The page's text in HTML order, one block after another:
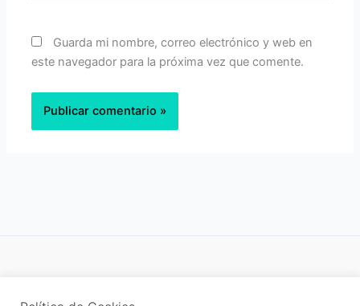
Guarda mi nombre, correo electrónico y web en
este navegador para la próxima vez que comente.